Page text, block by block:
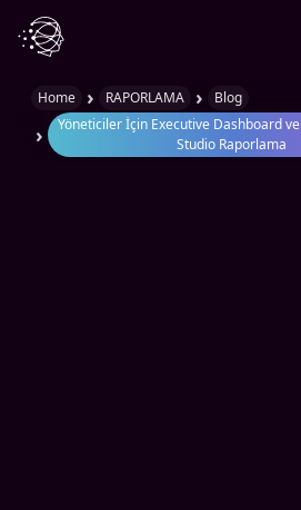
Home › RAPORLAMA › Blog
›
Yöneticiler İçin Executive Dashboard
Studio Raporlama